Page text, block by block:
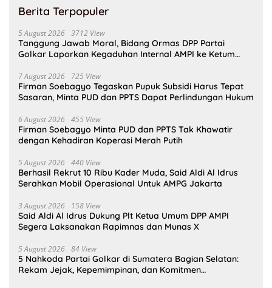
Berita Terpopuler
5 August 2026 3712 View
Tanggung Jawab Moral, Bidang Ormas DPP Partai
Golkar Laporkan Kegaduhan Internal AMPI ke Ketum
7 August 2026 725 View
Firman Soebagyo Tegaskan Pupuk Subsidi Harus Tepat
Sasaran, Minta PUD dan PPTS Dapat Perlindungan Hukum
6 August 2026 455 View
Firman Soebagyo Minta PUD dan PPTS Tak Khawatir
dengan Kehadiran Koperasi Merah Putih
5 August 2026 440 View
Berhasil Rekrut 10 Ribu Kader Muda, Said Aldi Al Idrus
Serahkan Mobil Operasional Untuk AMPG Jakarta
3 August 2026 158 View
Said Aldi Al Idrus Dukung Plt Ketua Umum DPP AMPI
Segera Laksanakan Rapimnas dan Munas X
5 August 2026 84 View
5 Nahkoda Partai Golkar di Sumatera Bagian Selatan:
Rekam Jejak, Kepemimpinan, dan Komitmen